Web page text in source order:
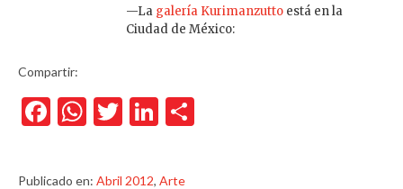
—La galería Kurimanzutto está en la
Ciudad de México:
Compartir:
Facebook
WhatsApp
TwitterLinkedIn
Publicado en: Abril 2012, Arte